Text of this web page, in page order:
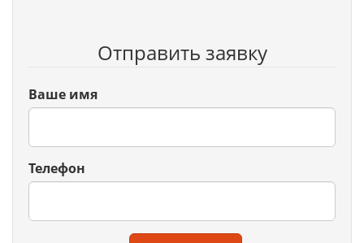
Отправить заявку
Ваше имя
Телефон